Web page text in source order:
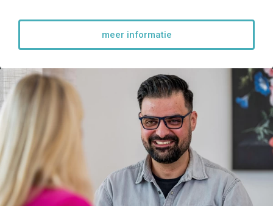
WerkBehoud
Starten als zelfstandige
Budgetcoaching
Jobcenter & jobhunting
Ons testcentrum
Uitkeringsinstantie
Aanvraag brochure 2026
Aanvraag hand-out
LeerWerkburo
Werkgevers
Budgetcoaching on the job
Outplacement
2e Spoortraject
Mediation bij
conflictsituaties
Maatschappelijk
meer informatie